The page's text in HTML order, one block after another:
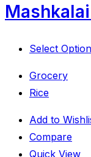
Mashkalai
Select
Grocery
Rice
Add to
Compare
Quick View